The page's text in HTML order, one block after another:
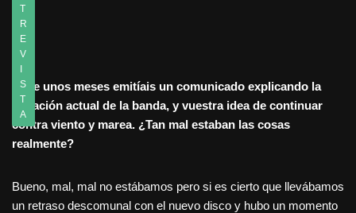
T
R
E
V
I
S
T
A
Hace unos meses emitíais un comunicado explicando la
situación actual de la banda, y vuestra idea de continuar
contra viento y marea. ¿Tan mal estaban las cosas
realmente?
Bueno, mal, mal no estábamos pero si es cierto que llevábamos
un retraso descomunal con el nuevo disco y hubo un momento